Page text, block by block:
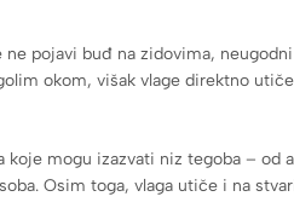
pojavi buđ na zidovima,
okom, višak vlage direktno
mogu izazvati niz tegoba – od
Osim toga, vlaga utiče i na